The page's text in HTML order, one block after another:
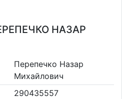
НАЗАР
Перепечко Назар
Михайлович
290435557